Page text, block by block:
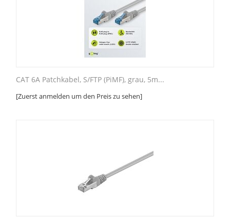
CAT 6A Patchkabel, S/FTP (PiMF), grau, 5m...
[Zuerst anmelden um den Preis zu sehen]